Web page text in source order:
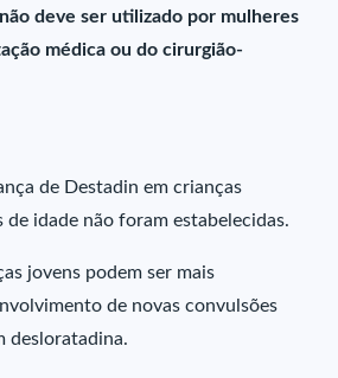
deve ser utilizado por mulheres
médica ou do cirurgião-
de Destadin em crianças
de idade não foram estabelecidas.
jovens podem ser mais
de novas convulsões
desloratadina.